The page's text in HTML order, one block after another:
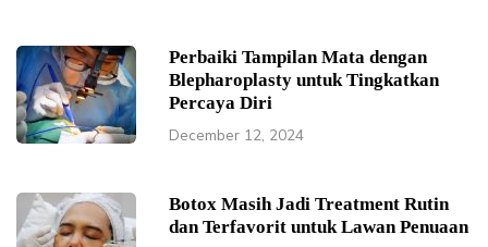
Perbaiki Tampilan Mata dengan
Blepharoplasty untuk Tingkatkan
Percaya Diri
December 12, 2024
Botox Masih Jadi Treatment Rutin
dan Terfavorit untuk Lawan Penuaan